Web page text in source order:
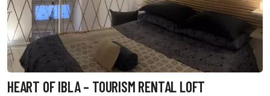
HEART OF IBLA – TOURISM RENTAL LOFT